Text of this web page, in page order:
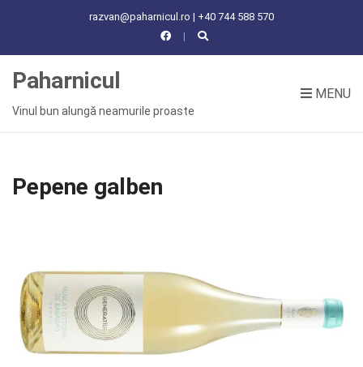
razvan@paharnicul.ro | +40 744 588 570
R
Paharnicul
Vinul bun alungă neamurile proaste
MENU
Pepene galben